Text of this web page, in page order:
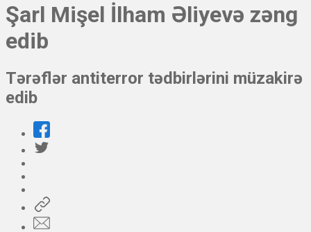
Şarl Mişel İlham Əliyevə zəng
edib
Tərəflər antiterror tədbirlərini müzakirə
edib